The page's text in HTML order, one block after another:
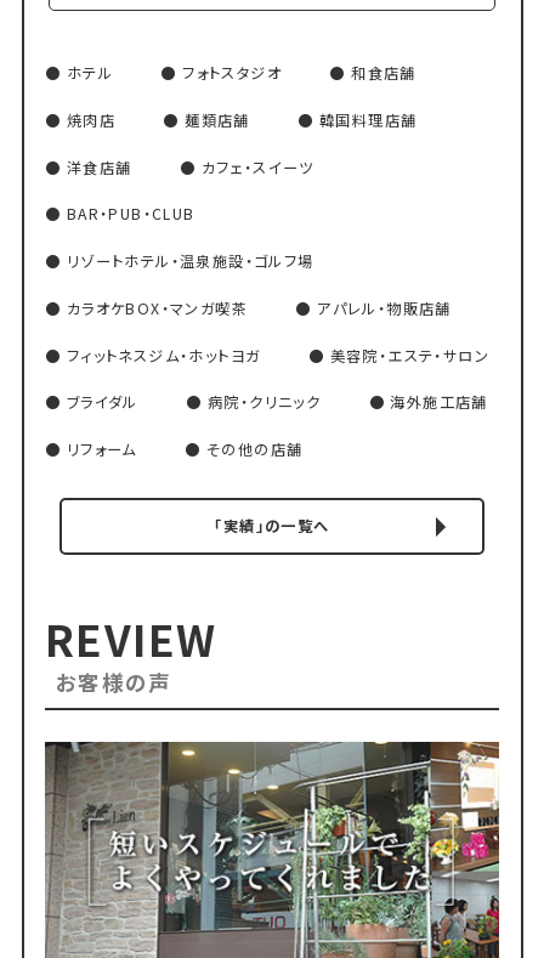
ホテル フォトスタジオ 和食店舗
焼肉店 麺類店舗 韓国料理店舗
洋食店舗 カフェ・スイーツ
BAR・PUB・CLUB
リゾートホテル・温泉施設・ゴルフ場
カラオケBOX・マンガ喫茶 アパレル・物販店舗
フィットネスジム・ホットヨガ 美容院・エステ・サロン
ブライダル 病院・クリニック 海外施工店舗
リフォーム その他の店舗
「実績」の一覧へ
REVIEW
お客様の声